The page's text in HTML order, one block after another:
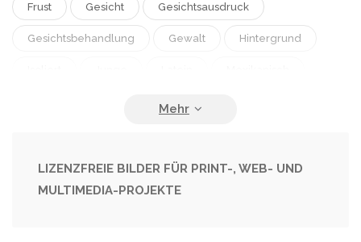
Frust Gesicht Gesichtsausdruck
Gesichtsbehandlung Gewalt Hintergrund
Traurig Traurigkeit Träne Verloren
Verlust Verzweiflung
LIZENZFREIE BILDER FÜR PRINT-, WEB- UND
MULTIMEDIA-PROJEKTE